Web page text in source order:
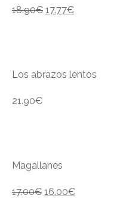
18.90€ 17.77€
Los abrazos lentos
21.90€
Magallanes
17.00€ 16.00€